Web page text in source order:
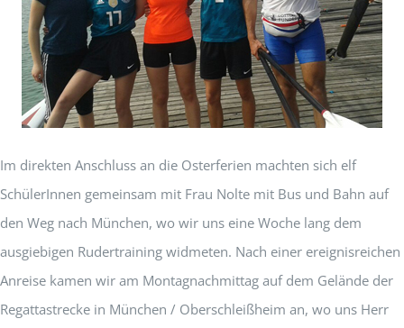
Im direkten Anschluss an die Osterferien machten sich elf
SchülerInnen gemeinsam mit Frau Nolte mit Bus und Bahn auf
den Weg nach München, wo wir uns eine Woche lang dem
ausgiebigen Rudertraining widmeten. Nach einer ereignisreichen
Anreise kamen wir am Montagnachmittag auf dem Gelände der
Regattastrecke in München / Oberschleißheim an, wo uns Herr